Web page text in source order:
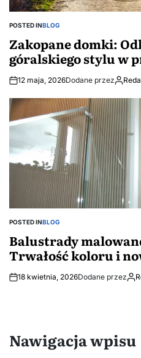
POSTED INBLOG
Zakopane domki:
góralskiego stylu w
12 maja, 2026Dodane przez
POSTED INBLOG
Balustrady
Trwałość koloru i
18 kwietnia, 2026Dodane przez
Nawigacja wpisu